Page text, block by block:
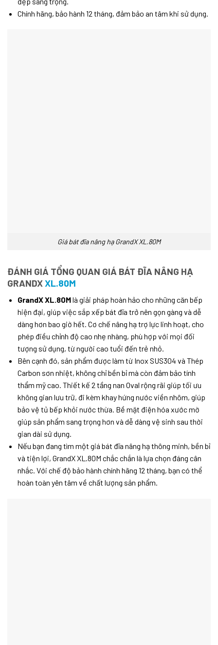
Chính hãng, bảo hành 12 tháng, đảm bảo an tâm khi sử dụng.
Giá bát đĩa nâng hạ GrandX XL.80M
ĐÁNH GIÁ TỔNG QUAN GIÁ BÁT ĐĨA NÂNG HẠ
GRANDXXL.80M
GrandX XL.80Mlà giải pháp hoàn hảo cho những căn bếp
hiện đại, giúp việc sắp xếp bát đĩa trở nên gọn gàng và dễ
dàng hơn bao giờ hết. Cơ chế nâng hạ trợ lực linh hoạt, cho
phép điều chỉnh độ cao nhẹ nhàng, phù hợp với mọi đối
tượng sử dụng, từ người cao tuổi đến trẻ nhỏ.
Bên cạnh đó, sản phẩm được làm từ Inox SUS304 và Thép
Carbon sơn nhiệt, không chỉ bền bỉ mà còn đảm bảo tính
thẩm mỹ cao. Thiết kế 2 tầng nan Oval rộng rãi giúp tối ưu
không gian lưu trữ, đi kèm khay hứng nước viền nhôm, giúp
bảo vệ tủ bếp khỏi nước thừa. Bề mặt điện hóa xước mờ
giúp sản phẩm sang trọng hơn và dễ dàng vệ sinh sau thời
gian dài sử dụng.
Nếu bạn đang tìm một giá bát đĩa nâng hạ thông minh, bền bỉ
và tiện lợi, GrandX XL.80M chắc chắn là lựa chọn đáng cân
nhắc. Với chế độ bảo hành chính hãng 12 tháng, bạn có thể
hoàn toàn yên tâm về chất lượng sản phẩm.